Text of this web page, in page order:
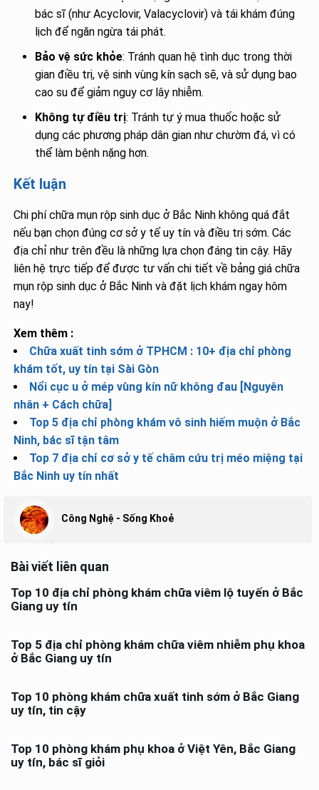
bác sĩ (như Acyclovir, Valacyclovir) và tái khám đúng
lịch để ngăn ngừa tái phát.
Bảo vệ sức khỏe: Tránh quan hệ tình dục trong thời
gian điều trị, vệ sinh vùng kín sạch sẽ, và sử dụng bao
cao su để giảm nguy cơ lây nhiễm.
Không tự điều trị: Tránh tự ý mua thuốc hoặc sử
dụng các phương pháp dân gian như chườm đá, vì có
thể làm bệnh nặng hơn.
Kết luận
Chi phí chữa mụn rộp sinh dục ở Bắc Ninh không quá đắt
nếu bạn chọn đúng cơ sở y tế uy tín và điều trị sớm. Các
địa chỉ như trên đều là những lựa chọn đáng tin cậy. Hãy
liên hệ trực tiếp để được tư vấn chi tiết về bảng giá chữa
mụn rộp sinh dục ở Bắc Ninh và đặt lịch khám ngay hôm
nay!
Xem thêm :
Chữa xuất tinh sớm ở TPHCM : 10+ địa chỉ phòng
khám tốt, uy tín tại Sài Gòn
Nổi cục u ở mép vùng kín nữ không đau [Nguyên
nhân + Cách chữa]
Top 5 địa chỉ phòng khám vô sinh hiếm muộn ở Bắc
Ninh, bác sĩ tận tâm
Top 7 địa chỉ cơ sở y tế châm cứu trị méo miệng tại
Bắc Ninh uy tín nhất
Công Nghệ - Sống Khoẻ
Bài viết liên quan
Top 10 địa chỉ phòng khám chữa viêm lộ tuyến ở Bắc
Giang uy tín
Top 5 địa chỉ phòng khám chữa viêm nhiễm phụ khoa
ở Bắc Giang uy tín
Top 10 phòng khám chữa xuất tinh sớm ở Bắc Giang
uy tín, tin cậy
Top 10 phòng khám phụ khoa ở Việt Yên, Bắc Giang
uy tín, bác sĩ giỏi